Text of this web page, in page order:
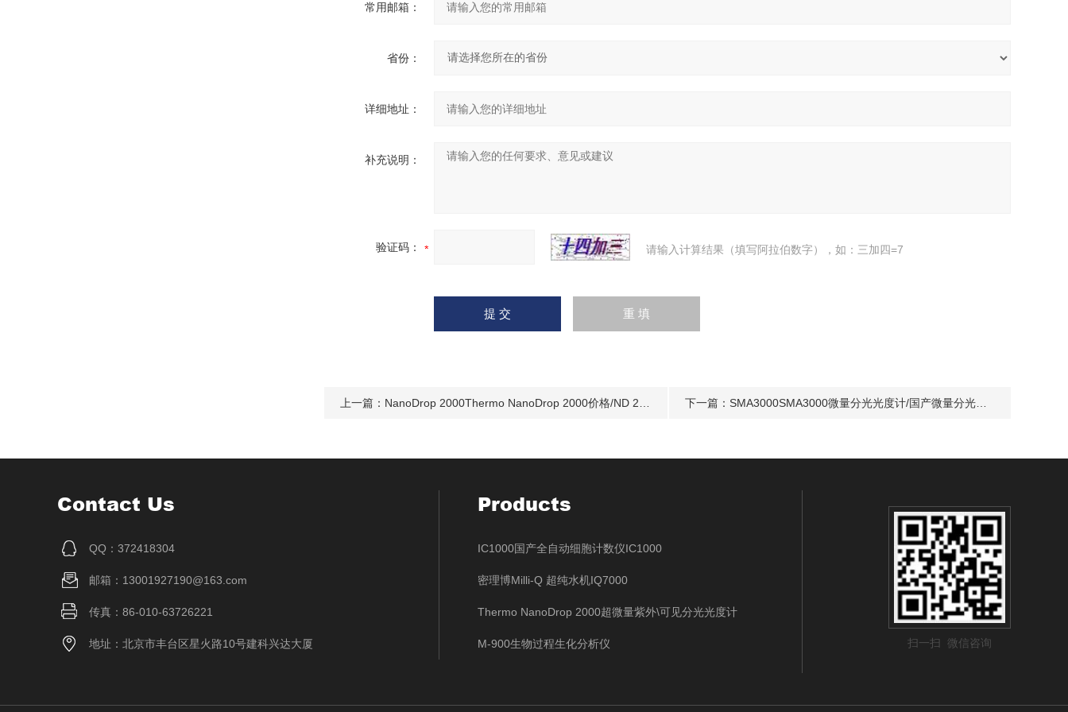
常用邮箱：
省份：
详细地址：
补充说明：
验证码： 请输入计算结果（填写阿拉伯数字），如：三加四=7
上一篇： NanoDrop 2000Thermo NanoDrop 2000价格/ND 2000理/NanoDrop2000分光光度计 下一篇： SMA3000SMA3000微量分光光度计/国产微量分光光度计/SMA3000微量分光光度计低价销售
Contact Us
QQ：372418304
邮箱：13001927190@163.com
传真：86-010-63726221
地址：北京市丰台区星火路10号建科兴达大厦
Products
IC1000国产全自动细胞计数仪IC1000
密理博Milli-Q 超纯水机IQ7000
Thermo NanoDrop 2000超微量紫外\可见分光光度计
M-900生物过程生化分析仪 扫一扫 微信咨询